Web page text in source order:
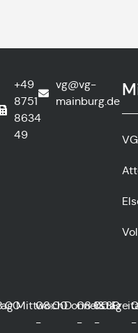
+49
8751
8634
49
vg@vg-
mainburg.de
Mittwoch
08:00
-
Donnerstag
08:00
-
13:30
-
-